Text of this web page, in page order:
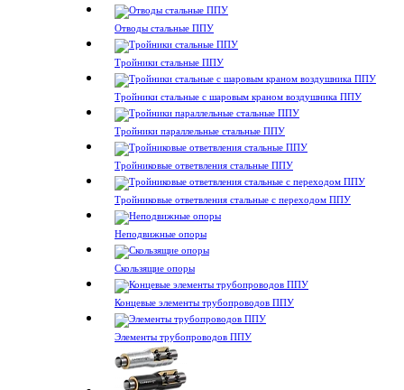
Отводы стальные ППУ
Тройники стальные ППУ
Тройники стальные с шаровым краном воздушника ППУ
Тройники параллельные стальные ППУ
Тройниковые ответвления стальные ППУ
Тройниковые ответвления стальные с переходом ППУ
Неподвижные опоры
Скользящие опоры
Концевые элементы трубопроводов ППУ
Элементы трубопроводов ППУ